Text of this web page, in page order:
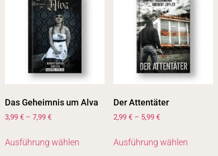
Das Geheimnis um Alva
3,99 € – 7,99 €
Ausführung wählen
Der Attentäter
2,99 € – 5,99 €
Ausführung wählen